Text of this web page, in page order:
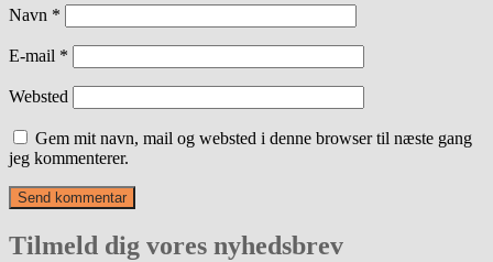
Navn *
E-mail *
Websted
Gem mit navn, mail og websted i denne browser til næste gang
jeg kommenterer.
Tilmeld dig vores nyhedsbrev